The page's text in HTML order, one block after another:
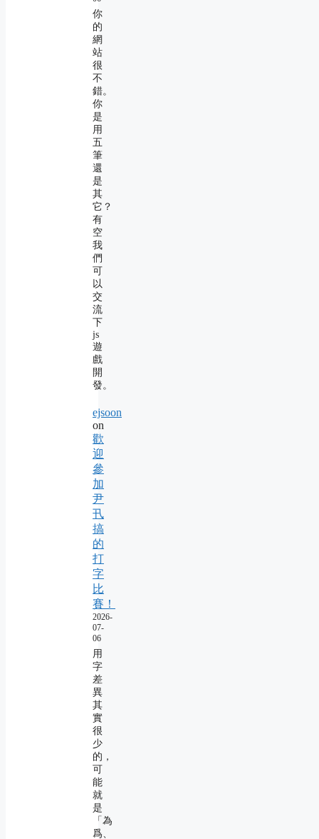
你
的
網
站
很
不
錯。
你
是
用
五
筆
還
是
其
它？
有
空
我
們
可
以
交
流
下
js
遊
戲
開
發。
ejsoon
on
歡
迎
參
加
尹
卂
搞
的
打
字
比
賽！
2026-
07-
06
用
字
差
異
其
實
很
少
的，
可
能
就
是
「為
爲、